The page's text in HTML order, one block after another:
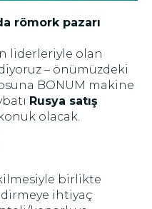
römork pazarı
liderleriyle olan
– önümüzdeki
BONUM makine
Rusya satış
olacak.
birlikte
ihtiyaç